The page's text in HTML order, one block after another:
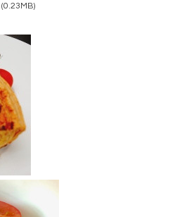
(0.23MB)